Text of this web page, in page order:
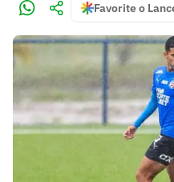
Favorite o